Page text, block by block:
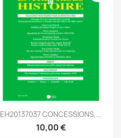
Aperçu rapide
EH20137037 CONCESSIONS,...
10,00 €